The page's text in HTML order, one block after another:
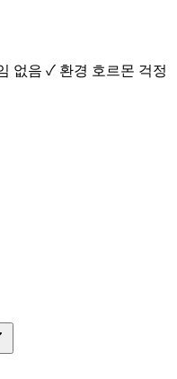
없음 ✓ 환경 호르몬 걱정